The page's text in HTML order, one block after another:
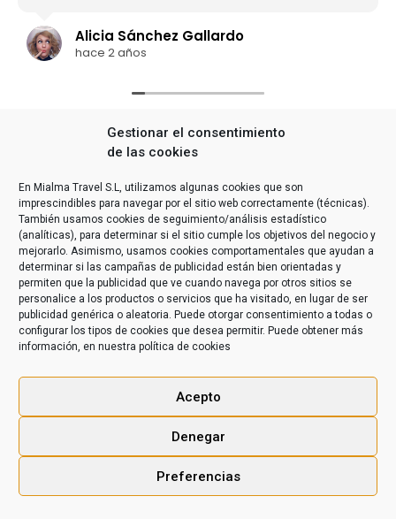
Gestionar el consentimiento
de las cookies
En Mialma Travel S.L, utilizamos algunas cookies que son
imprescindibles para navegar por el sitio web correctamente (técnicas).
También usamos cookies de seguimiento/análisis estadístico
(analíticas), para determinar si el sitio cumple los objetivos del negocio y
mejorarlo. Asimismo, usamos cookies comportamentales que ayudan a
determinar si las campañas de publicidad están bien orientadas y
permiten que la publicidad que ve cuando navega por otros sitios se
personalice a los productos o servicios que ha visitado, en lugar de ser
publicidad genérica o aleatoria. Puede otorgar consentimiento a todas o
configurar los tipos de cookies que desea permitir. Puede obtener más
información, en nuestra política de cookies
Acepto
Denegar
Preferencias
muy atento del grupo, dándonos explicaciones
de todo lo que surgía. Gracias a su conocimiento
leones, leonas, búfalos, elefantes, leopardos,
primates. Hicimos el Safari por el parque nacional
Queen Elisabeth y la visita al parque Kalinzu, para
olvidaré jamás. Gracias a Richard (nuestro guía)
y a Vincent (nuestro conductor). Os
recomendaremos sin dudarlo!! Gracias!!☺️☺️
Alicia Sánchez Gallardo
hace 2 años
Políticas de Privacidad